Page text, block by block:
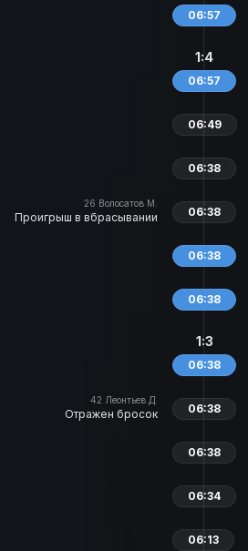
06:57
1:4
06:57
06:49
06:38
26 Волосатов М.
Проигрыш в вбрасывании 06:38
06:38
06:38
1:3
06:38
42 Леонтьев Д.
Отражен бросок 06:38
06:38
06:34
06:13